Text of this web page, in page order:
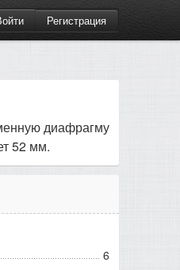
Регистрация
диафрагму
52 мм.
6